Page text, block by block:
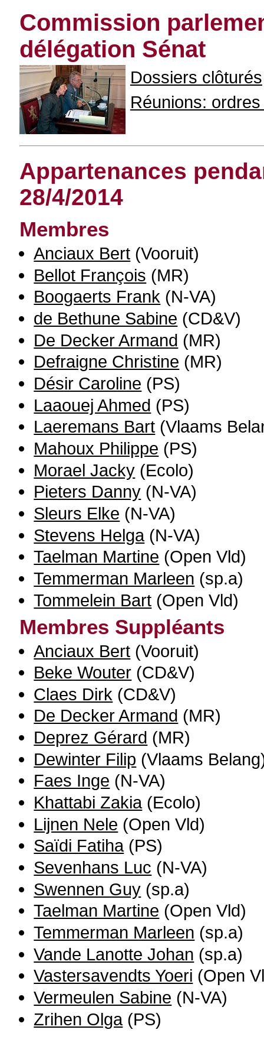
Commission
délégation Sénat
Dossiers clôturés
Réunions:
Appartenances
28/4/2014
Membres
Anciaux Bert (Vooruit)
Bellot François (MR)
Boogaerts Frank (N-VA)
de Bethune Sabine (CD&V)
De Decker Armand (MR)
Defraigne Christine (MR)
Désir Caroline (PS)
Laaouej Ahmed (PS)
Laeremans Bart (Vlaams
Mahoux Philippe (PS)
Morael Jacky (Ecolo)
Pieters Danny (N-VA)
Sleurs Elke (N-VA)
Stevens Helga (N-VA)
Taelman Martine (Open Vld)
Temmerman Marleen (sp.a)
Tommelein Bart (Open Vld)
Membres Suppléants
Anciaux Bert (Vooruit)
Beke Wouter (CD&V)
Claes Dirk (CD&V)
De Decker Armand (MR)
Deprez Gérard (MR)
Dewinter Filip (Vlaams
Faes Inge (N-VA)
Khattabi Zakia(Ecolo)
Lijnen Nele (Open Vld)
Saïdi Fatiha(PS)
Sevenhans Luc (N-VA)
Swennen Guy (sp.a)
Taelman Martine (Open Vld)
Temmerman Marleen (sp.a)
Vande Lanotte Johan (sp.a)
Vastersavendts Yoeri (Open
Vermeulen Sabine (N-VA)
Zrihen Olga(PS)